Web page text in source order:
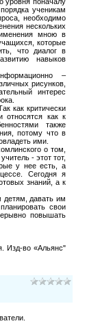
ученикам
необходимо
нескольких
мною в
которые
что диалог в
навыков
–
рисунков,
интерес
как критически
относятся как к
также
потому что в
ими.
о том,
- этот тот,
у нее есть, а
Сегодня я
знаний, а к
детям, давать им
свои
повышать
Изд-во «Альянс"